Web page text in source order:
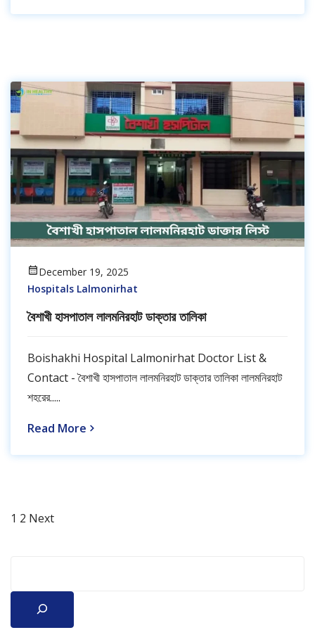
December 19, 2025
Hospitals Lalmonirhat
বৈশাখী হাসপাতাল লালমনিরহাট ডাক্তার তালিকা
Boishakhi Hospital Lalmonirhat Doctor List &
Contact - বৈশাখী হাসপাতাল লালমনিরহাট ডাক্তার তালিকা লালমনিরহাট
শহরের.....
Read More
Posts
Page
1 Page
2 Next